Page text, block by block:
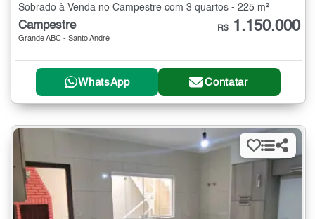
Sobrado à Venda no Campestre com 3 quartos - 225 m²
Campestre
Grande ABC - Santo André
R$ 1.150.000
WhatsApp Contatar